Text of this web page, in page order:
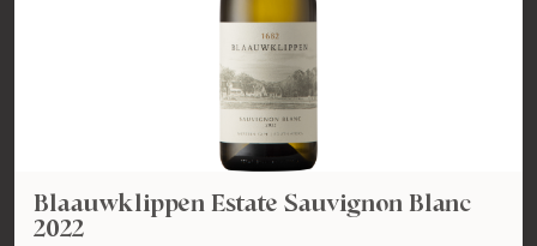
Blaauwklippen Estate Sauvignon Blanc
2022